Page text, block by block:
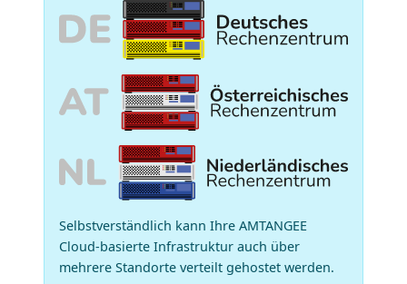
Selbstverständlich kann Ihre AMTANGEE
Cloud-basierte Infrastruktur auch über
mehrere Standorte verteilt gehostet werden.